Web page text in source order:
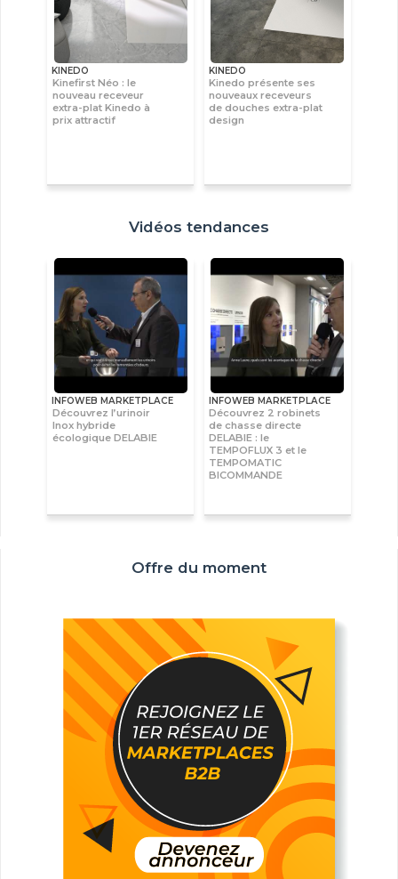
KINEDO
Kinefirst Néo : le
nouveau receveur
extra-plat Kinedo à
prix attractif
KINEDO
Kinedo présente ses
nouveaux receveurs
de douches extra-plat
design
Vidéos tendances
INFOWEB MARKETPLACE
Découvrez l’urinoir
Inox hybride
écologique DELABIE
INFOWEB MARKETPLACE
Découvrez 2 robinets
de chasse directe
DELABIE : le
TEMPOFLUX 3 et le
TEMPOMATIC
BICOMMANDE
Offre du moment